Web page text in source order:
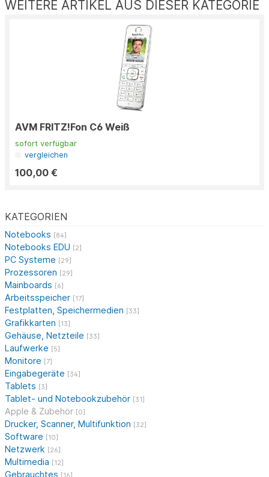
KATEGORIEN
Notebooks [84]
Notebooks EDU [2]
PC Systeme [29]
Prozessoren [29]
Mainboards [6]
Arbeitsspeicher [17]
Festplatten, Speichermedien [33]
Grafikkarten [13]
Gehäuse, Netzteile [33]
Laufwerke [5]
Monitore [7]
Eingabegeräte [34]
Tablets [3]
Tablet- und Notebookzubehör [31]
Apple & Zubehör [0]
Drucker, Scanner, Multifunktion [32]
Software [10]
Netzwerk [26]
Multimedia [12]
Gebrauchtes
WEITERE ARTIKEL AUS DIESER KATEGORIE
AVM FRITZ!Fon C6 Weiß
sofort verfügbar
vergleichen
100,00 €